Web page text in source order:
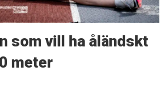
som vill ha åländskt
meter